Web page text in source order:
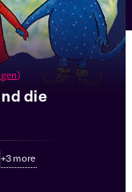
)
die
+3more